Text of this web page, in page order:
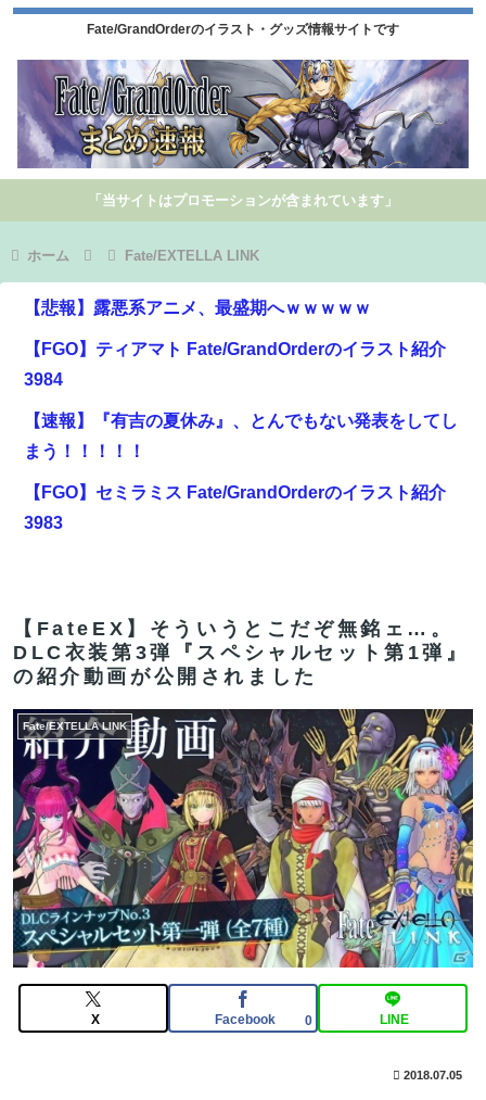
Fate/GrandOrderのイラスト・グッズ情報サイトです
「当サイトはプロモーションが含まれています」
ホーム Fate/EXTELLA LINK
【悲報】露悪系アニメ、最盛期へｗｗｗｗｗ
【FGO】ティアマト Fate/GrandOrderのイラスト紹介
3984
【速報】『有吉の夏休み』、とんでもない発表をしてし
まう！！！！！
【FGO】セミラミス Fate/GrandOrderのイラスト紹介
3983
【FGO】グランドみんな金フォウいれてるもん？
韓国サッカー協会、Ｗ杯アジア予選で外国人審判員に性
的接待か…韓国放送局が独占報道
【FGO】スルトくんは保険に使えたのかね実際
【FGO】セミラミス Fate/GrandOrderのイラスト紹介
3983
【FGO】グランドみんな金フォウいれてるもん？
【FGO】低レア強化はニッチな需要満たしていけ
【画像】どのくノ一を快楽責めしたいｗｗｗｗｗ
【FGO】低レア強化はニッチな需要満たしていけ
【FateEX】そういうとこだぞ無銘ェ…。
DLC衣装第3弾『スペシャルセット第1弾』
の紹介動画が公開されました
Fate/EXTELLA LINK
X Facebook 0 LINE
2018.07.05